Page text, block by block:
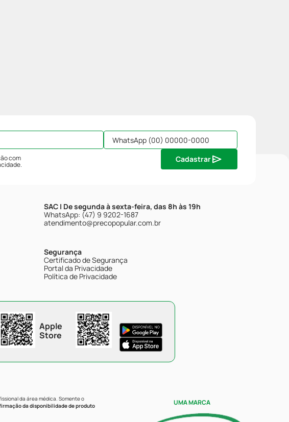
com
.
Cadastrar
SAC | De segunda à sexta-feira, das 8h às 19h
WhatsApp: (47) 9 9202-1687
atendimento@precopopular.com.br
Segurança
Certificado de Segurança
Portal da Privacidade
Política de Privacidade
Apple
Store
da área médica. Somente o
da disponibilidade de produto
UMA MARCA